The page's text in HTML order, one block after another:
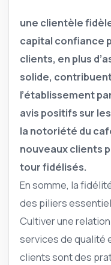
une clientèle
capital confiance
clients, en plus
solide,
l’établissement
avis positifs sur
la notoriété du
nouveaux clients
tour fidélisés.
En somme, la
des piliers
Cultiver une
services de qualité
clients sont des